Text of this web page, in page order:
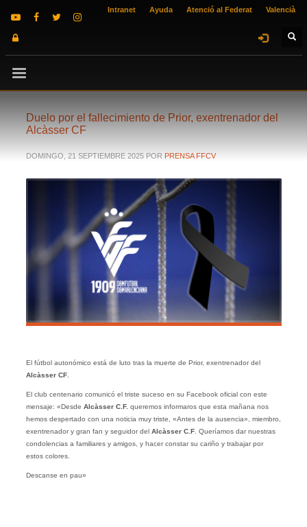
Intranet Ayuda Atenció al Federat Valencià
Duelo por el fallecimiento de Prior, exentrenador del
Alcàsser CF
DOMINGO, 21 SEPTIEMBRE 2025 POR PRENSA FFCV
El fútbol autonómico está de luto tras la muerte de Prior, exentrenador del
Alcàsser CF.
El club centenario comunicó el triste suceso en su Facebook oficial con este
mensaje: «Desde Alcàsser C.F. queremos informaros que esta mañana nos
hemos despertado con una noticia muy triste, «Antes de la ausencia», miembro,
exentrenador y gran fan y seguidor del Alcàsser C.F. Queríamos dar nuestras
condolencias a familiares y amigos, y hacer constar su cariño y trabajar por
estos colores.
Descanse en pau»